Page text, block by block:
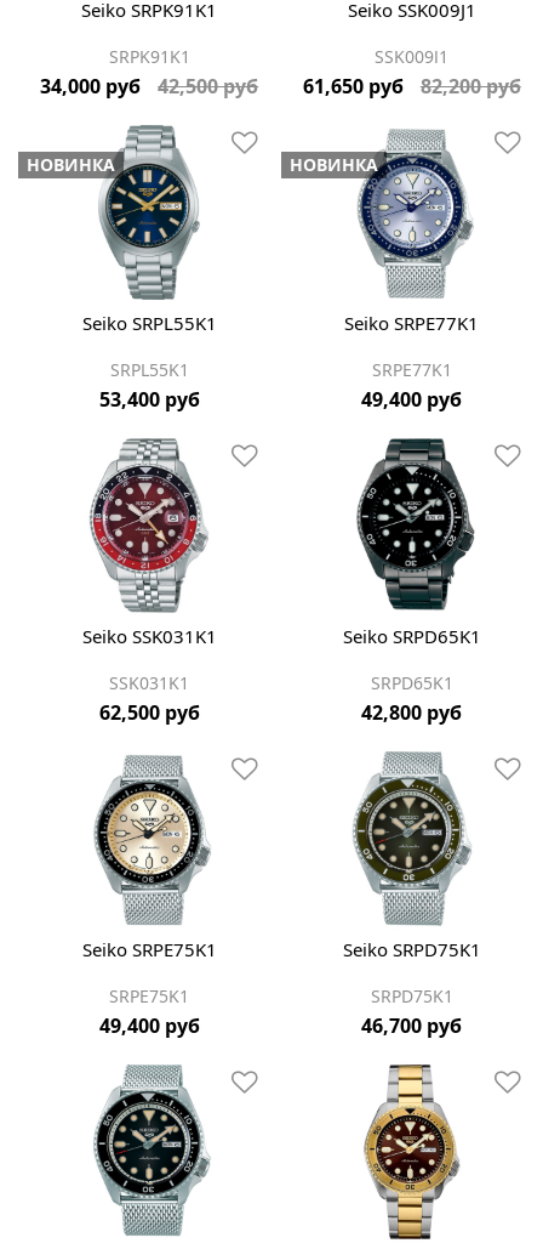
Seiko SRPK91K1
SRPK91K1
34,000 руб 42,500 руб
Seiko SSK009J1
SSK009J1
61,650 руб 82,200 руб
НОВИНКА
Seiko SRPL55K1
SRPL55K1
53,400 руб
НОВИНКА
Seiko SRPE77K1
SRPE77K1
49,400 руб
Seiko SSK031K1
SSK031K1
62,500 руб
Seiko SRPD65K1
SRPD65K1
42,800 руб
Seiko SRPE75K1
SRPE75K1
49,400 руб
Seiko SRPD75K1
SRPD75K1
46,700 руб